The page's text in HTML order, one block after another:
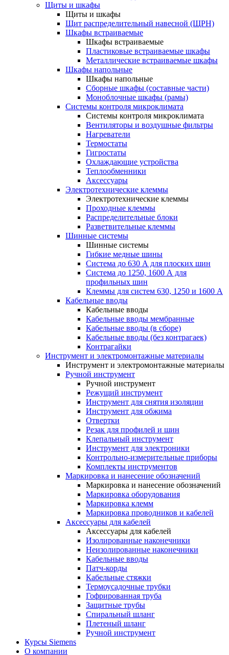
Щиты и шкафы
Щиты и шкафы
Щит распределительный навесной (ЩРН)
Шкафы встраиваемые
Шкафы встраиваемые
Пластиковые встраиваемые шкафы
Металлические встраиваемые шкафы
Шкафы напольные
Шкафы напольные
Сборные шкафы (составные части)
Моноблочные шкафы (рамы)
Системы контроля микроклимата
Системы контроля микроклимата
Вентиляторы и воздушные фильтры
Нагреватели
Термостаты
Гигростаты
Охлаждающие устройства
Теплообменники
Аксессуары
Электротехнические клеммы
Электротехнические клеммы
Проходные клеммы
Распределительные блоки
Разветвительные клеммы
Шинные системы
Шинные системы
Гибкие медные шины
Система до 630 А для плоских шин
Система до 1250, 1600 А для
профильных шин
Клеммы для систем 630, 1250 и 1600 А
Кабельные вводы
Кабельные вводы
Кабельные вводы мембранные
Кабельные вводы (в сборе)
Кабельные вводы (без контрагаек)
Контрагайки
Инструмент и электромонтажные материалы
Инструмент и электромонтажные материалы
Ручной инструмент
Ручной инструмент
Режущий инструмент
Инструмент для снятия изоляции
Инструмент для обжима
Отвертки
Резак для профилей и шин
Клепальный инструмент
Инструмент для электроники
Контрольно-измерительные приборы
Комплекты инструментов
Маркировка и нанесение обозначений
Маркировка и нанесение обозначений
Маркировка оборудования
Маркировка клемм
Маркировка проводников и кабелей
Аксессуары для кабелей
Аксессуары для кабелей
Изолированные наконечники
Неизолированные наконечники
Кабельные вводы
Патч-корды
Кабельные стяжки
Термоусадочные трубки
Гофрированная труба
Защитные трубы
Спиральный шланг
Плетеный шланг
Ручной инструмент
Курсы Siemens
О компании